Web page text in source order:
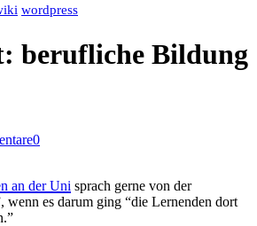
wordpress
berufliche Bildung
0
an der Uni sprach gerne von der
wenn es darum ging “die Lernenden dort